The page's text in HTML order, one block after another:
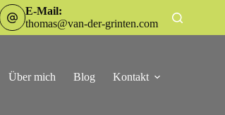
E-Mail:
thomas@van-der-grinten.com
Über mich Blog Kontakt